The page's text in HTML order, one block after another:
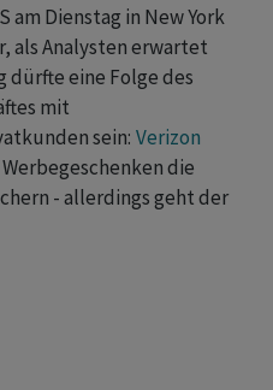
am Dienstag in New York
als Analysten erwartet
dürfte eine Folge des
mit
sein: Verizon
die
- allerdings geht der